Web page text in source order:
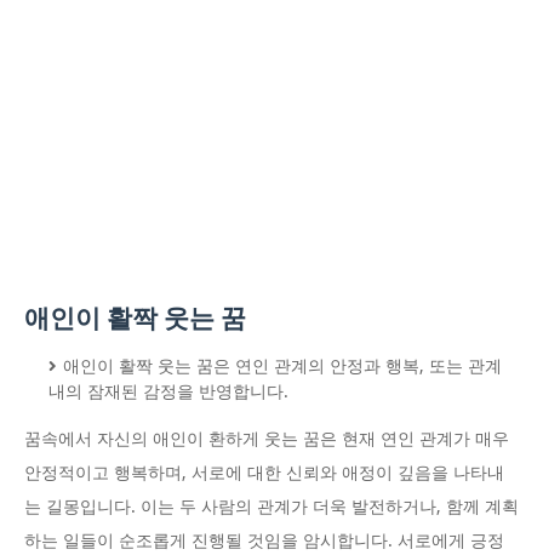
애인이 활짝 웃는 꿈
애인이 활짝 웃는 꿈은 연인 관계의 안정과 행복, 또는 관계
내의 잠재된 감정을 반영합니다.
꿈속에서 자신의 애인이 환하게 웃는 꿈은 현재 연인 관계가 매우
안정적이고 행복하며, 서로에 대한 신뢰와 애정이 깊음을 나타내
는 길몽입니다. 이는 두 사람의 관계가 더욱 발전하거나, 함께 계획
하는 일들이 순조롭게 진행될 것임을 암시합니다. 서로에게 긍정